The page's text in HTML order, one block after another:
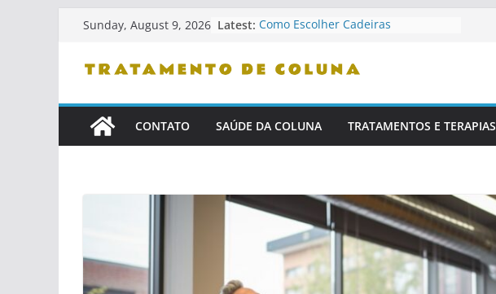
content
Sunday, August 9, 2026 Latest: Como Escolher Cadeiras
Confiança
Problemas De Coluna
Como Se Levantar Corretamente Da
CONTATO SAÚDE DA COLUNA TRATAMENTOS E TERAPIAS